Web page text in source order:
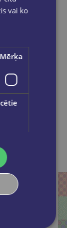
vai ko
Mērķa